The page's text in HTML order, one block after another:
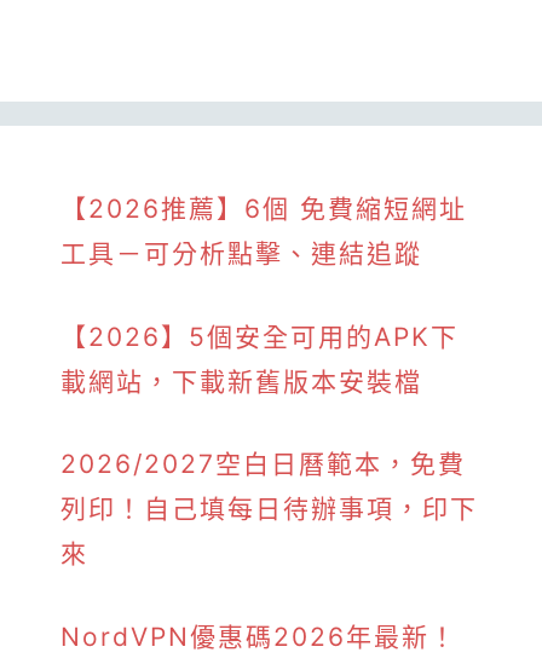
【2026推薦】6個 免費縮短網址
工具－可分析點擊、連結追蹤
【2026】5個安全可用的APK下
載網站，下載新舊版本安裝檔
2026/2027空白日曆範本，免費
列印！自己填每日待辦事項，印下
來
NordVPN優惠碼2026年最新！